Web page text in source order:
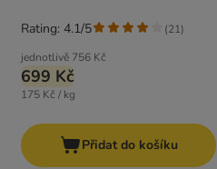
jednotlivě 756 Kč
699 Kč
175 Kč / kg
Rating: 4.1/5 (21)
Přidat do košíku